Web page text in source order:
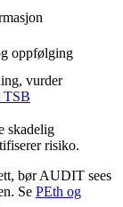
oppfølging
vurder
TSB
skadelig
risiko.
bør AUDIT sees
Se PEth og